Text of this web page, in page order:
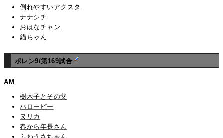
倒れやすいアクスタ
ナナシチ
おはなチャン
錨ちゃん
ポレン9/第169試合
AM
樹木子とその父
ハローピー
ヌリカ
春から年長さん
ふわうさちゃん